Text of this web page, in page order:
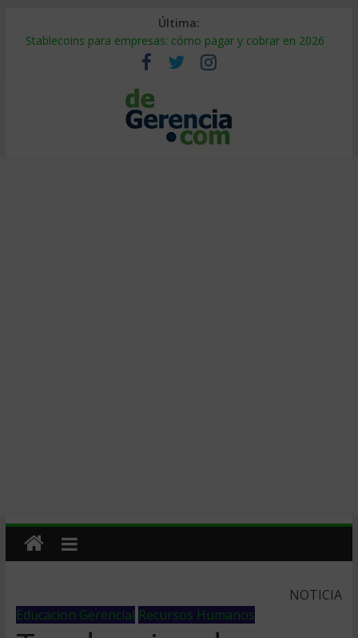
Última:
Stablecoins para empresas: cómo pagar y cobrar en 2026
Despido silencioso: qué es y por qué sale tan caro
IA en selección de personal: cómo auditarla a tiempo
Trabajo forzoso en la cadena de suministro: qué hacer
Mercado hispano de EE. UU.: cómo segmentarlo y venderle
NOTICIA
Educacion Gerencial Recursos Humanos